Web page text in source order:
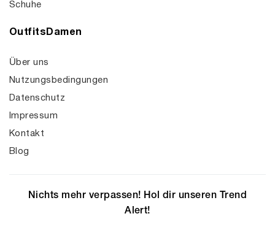
Schuhe
OutfitsDamen
Über uns
Nutzungsbedingungen
Datenschutz
Impressum
Kontakt
Blog
Nichts mehr verpassen! Hol dir unseren Trend
Alert!